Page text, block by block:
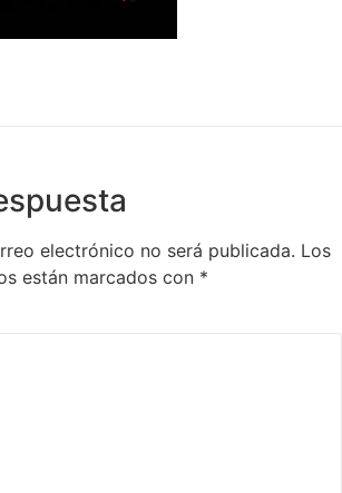
electrónico no será publicada. Los
están marcados con *